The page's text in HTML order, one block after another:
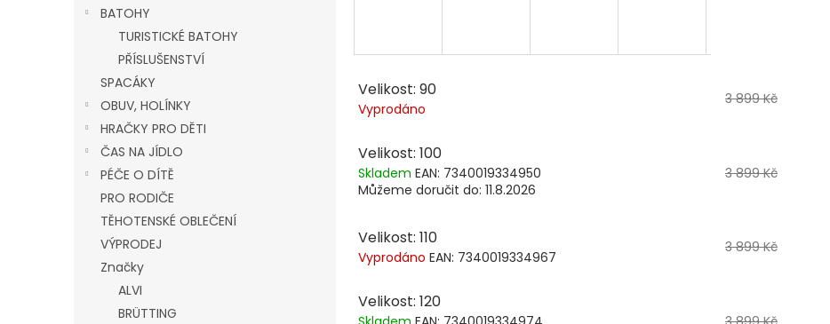
BATOHY
TURISTICKÉ BATOHY
PŘÍSLUŠENSTVÍ
SPACÁKY
OBUV, HOLÍNKY
HRAČKY PRO DĚTI
ČAS NA JÍDLO
PÉČE O DÍTĚ
PRO RODIČE
TĚHOTENSKÉ OBLEČENÍ
VÝPRODEJ
Značky
ALVI
BRÜTTING
Velikost: 90
Vyprodáno
3 899 Kč
Velikost: 100
Skladem EAN: 7340019334950
Můžeme doručit do: 11.8.2026
3 899 Kč
Velikost: 110
Vyprodáno EAN: 7340019334967
3 899 Kč
Velikost: 120